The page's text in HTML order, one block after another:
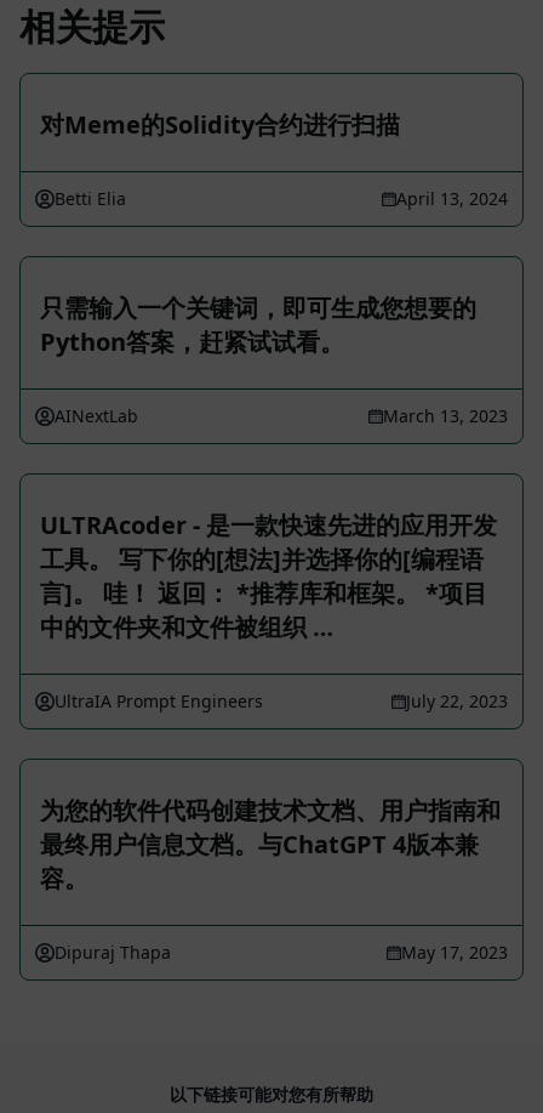
相关提示
对Meme的Solidity合约进行扫描
Betti Elia April 13, 2024
只需输入一个关键词，即可生成您想要的
Python答案，赶紧试试看。
AINextLab March 13, 2023
ULTRAcoder - 是一款快速先进的应用开发
工具。 写下你的[想法]并选择你的[编程语
言]。 哇！ 返回： *推荐库和框架。 *项目
中的文件夹和文件被组织 …
UltraIA Prompt Engineers July 22, 2023
为您的软件代码创建技术文档、用户指南和
最终用户信息文档。与ChatGPT 4版本兼
容。
Dipuraj Thapa May 17, 2023
以下链接可能对您有所帮助